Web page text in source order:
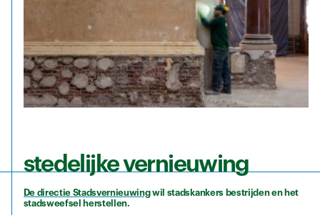
stedelijke vernieuwing
De directie Stadsvernieuwingwil stadskankers bestrijden en het
stadsweefsel herstellen.